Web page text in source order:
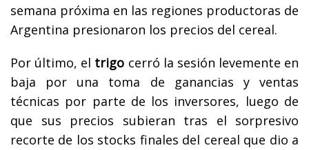
semana próxima en las regiones productoras de
Argentina presionaron los precios del cereal.
Por último, el trigo cerró la sesión levemente en
baja por una toma de ganancias y ventas
técnicas por parte de los inversores, luego de
que sus precios subieran tras el sorpresivo
recorte de los stocks finales del cereal que dio a